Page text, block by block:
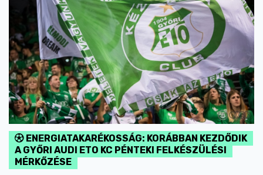
ENERGIATAKARÉKOSSÁG: KORÁBBAN KEZDŐDIK
A GYŐRI AUDI ETO KC PÉNTEKI FELKÉSZÜLÉSI
MÉRKŐZÉSE